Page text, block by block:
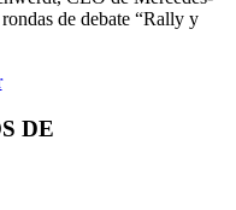
de debate “Rally y
DE